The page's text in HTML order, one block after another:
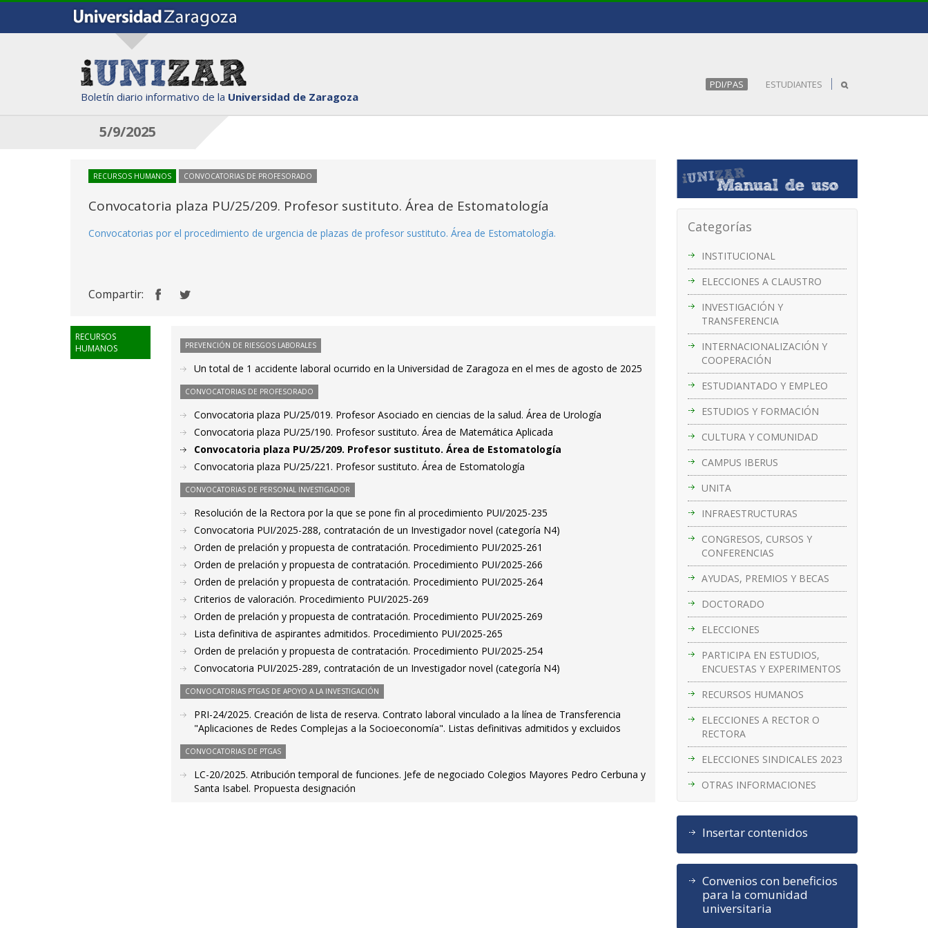
Boletín diario informativo de la Universidad de Zaragoza
PDI/PAS ESTUDIANTES
5/9/2025
Categorías
INSTITUCIONAL
ELECCIONES A CLAUSTRO
INVESTIGACIÓN Y
TRANSFERENCIA
INTERNACIONALIZACIÓN Y
COOPERACIÓN
ESTUDIANTADO Y EMPLEO
ESTUDIOS Y FORMACIÓN
CULTURA Y COMUNIDAD
CAMPUS IBERUS
UNITA
INFRAESTRUCTURAS
CONGRESOS, CURSOS Y
CONFERENCIAS
AYUDAS, PREMIOS Y BECAS
DOCTORADO
ELECCIONES
PARTICIPA EN ESTUDIOS,
ENCUESTAS Y EXPERIMENTOS
RECURSOS HUMANOS
ELECCIONES A RECTOR O
RECTORA
ELECCIONES SINDICALES 2023
OTRAS INFORMACIONES
Insertar contenidos
Convenios con beneficios
para la comunidad
universitaria
RECURSOS HUMANOS CONVOCATORIAS DE PROFESORADO
Convocatoria plaza PU/25/209. Profesor sustituto. Área de Estomatología
Convocatorias por el procedimiento de urgencia de plazas de profesor sustituto. Área de Estomatología.
Compartir:
RECURSOS
HUMANOS
PREVENCIÓN DE RIESGOS LABORALES
Un total de 1 accidente laboral ocurrido en la Universidad de Zaragoza en el mes de agosto de 2025
CONVOCATORIAS DE PROFESORADO
Convocatoria plaza PU/25/019. Profesor Asociado en ciencias de la salud. Área de Urología
Convocatoria plaza PU/25/190. Profesor sustituto. Área de Matemática Aplicada
Convocatoria plaza PU/25/209. Profesor sustituto. Área de Estomatología
Convocatoria plaza PU/25/221. Profesor sustituto. Área de Estomatología
CONVOCATORIAS DE PERSONAL INVESTIGADOR
Resolución de la Rectora por la que se pone fin al procedimiento PUI/2025-235
Convocatoria PUI/2025-288, contratación de un Investigador novel (categoría N4)
Orden de prelación y propuesta de contratación. Procedimiento PUI/2025-261
Orden de prelación y propuesta de contratación. Procedimiento PUI/2025-266
Orden de prelación y propuesta de contratación. Procedimiento PUI/2025-264
Criterios de valoración. Procedimiento PUI/2025-269
Orden de prelación y propuesta de contratación. Procedimiento PUI/2025-269
Lista definitiva de aspirantes admitidos. Procedimiento PUI/2025-265
Orden de prelación y propuesta de contratación. Procedimiento PUI/2025-254
Convocatoria PUI/2025-289, contratación de un Investigador novel (categoría N4)
CONVOCATORIAS PTGAS DE APOYO A LA INVESTIGACIÓN
PRI-24/2025. Creación de lista de reserva. Contrato laboral vinculado a la línea de Transferencia
"Aplicaciones de Redes Complejas a la Socioeconomía". Listas definitivas admitidos y excluidos
CONVOCATORIAS DE PTGAS
LC-20/2025. Atribución temporal de funciones. Jefe de negociado Colegios Mayores Pedro Cerbuna y
Santa Isabel. Propuesta designación